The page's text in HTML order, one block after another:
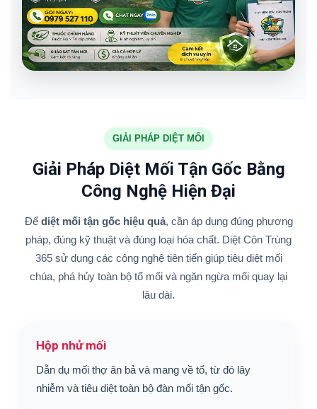
GIẢI PHÁP DIỆT MỐI
Giải Pháp Diệt Mối Tận Gốc Bằng
Công Nghệ Hiện Đại
Để diệt mối tận gốc hiệu quả, cần áp dụng đúng phương
pháp, đúng kỹ thuật và đúng loại hóa chất. Diệt Côn Trùng
365 sử dụng các công nghệ tiên tiến giúp tiêu diệt mối
chúa, phá hủy toàn bộ tổ mối và ngăn ngừa mối quay lại
lâu dài.
Hộp nhử mối
Dẫn dụ mối thợ ăn bả và mang về tổ, từ đó lây
nhiễm và tiêu diệt toàn bộ đàn mối tận gốc.